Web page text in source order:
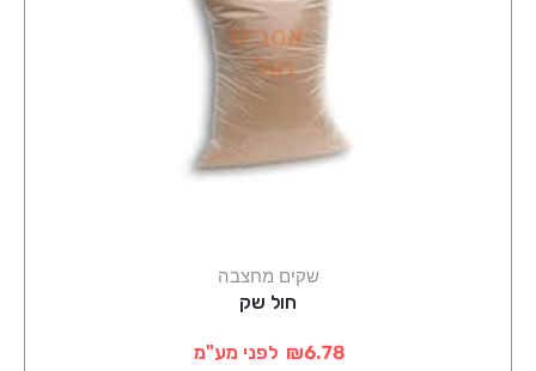
שקים מחצבה
חול שק
₪6.78 לפני מע"מ